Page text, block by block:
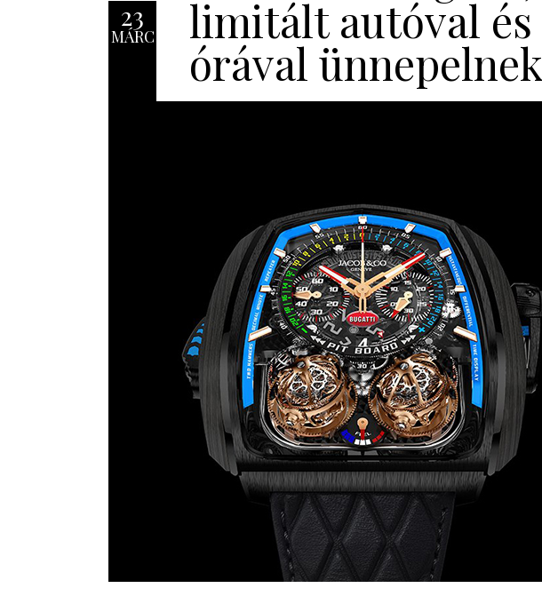
23
MÁRC limitált autóval és
órával ünnepelnek